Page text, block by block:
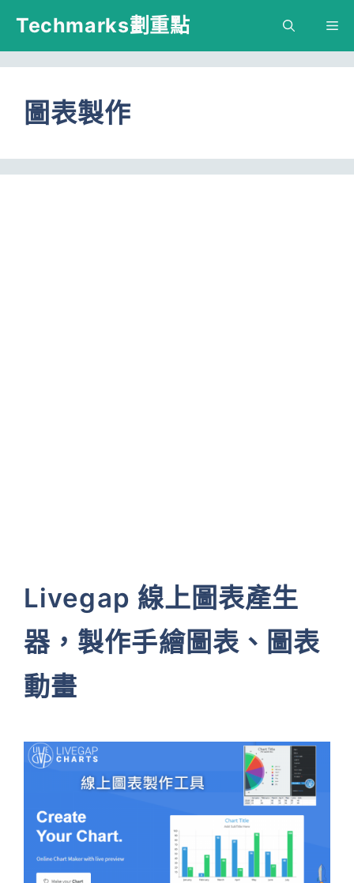
跳
主
容
Techmarks劃重點
圖表製作
Livegap 線上圖表產生
器，製作手繪圖表、圖表
動畫